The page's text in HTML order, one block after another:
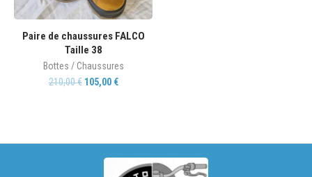
Paire de chaussures FALCO
Taille 38
Bottes / Chaussures
210,00€ 105,00 €